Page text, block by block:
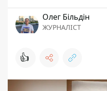
Олег Більдін
ЖУРНАЛІСТ
👍